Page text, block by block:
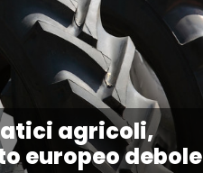
agricoli,
europeo debole